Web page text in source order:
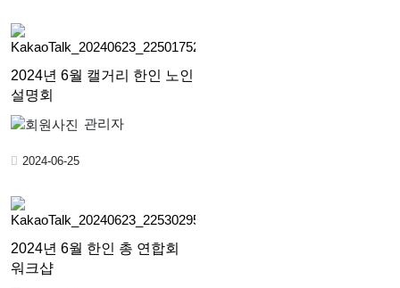
2024년 6월 캘거리 한인 노인
설명회
관리자
2024-06-25
2024년 6월 한인 총 연합회
워크샵